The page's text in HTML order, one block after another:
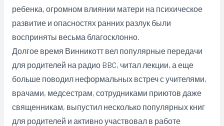
ребенка, огромном влиянии матери на психическое
развитие и опасностях ранних разлук были
восприняты весьма благосклонно.
Долгое время Винникотт вел популярные передачи
для родителей на радио BBC, читал лекции, а еще
больше поводил неформальных встреч с учителями,
врачами, медсестрам, сотрудниками приютов даже
священникам, выпустил несколько популярных книг
для родителей и активно участвовал в работе